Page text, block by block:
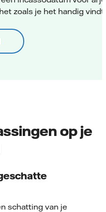
zoals je het handig
op je
schatting van je